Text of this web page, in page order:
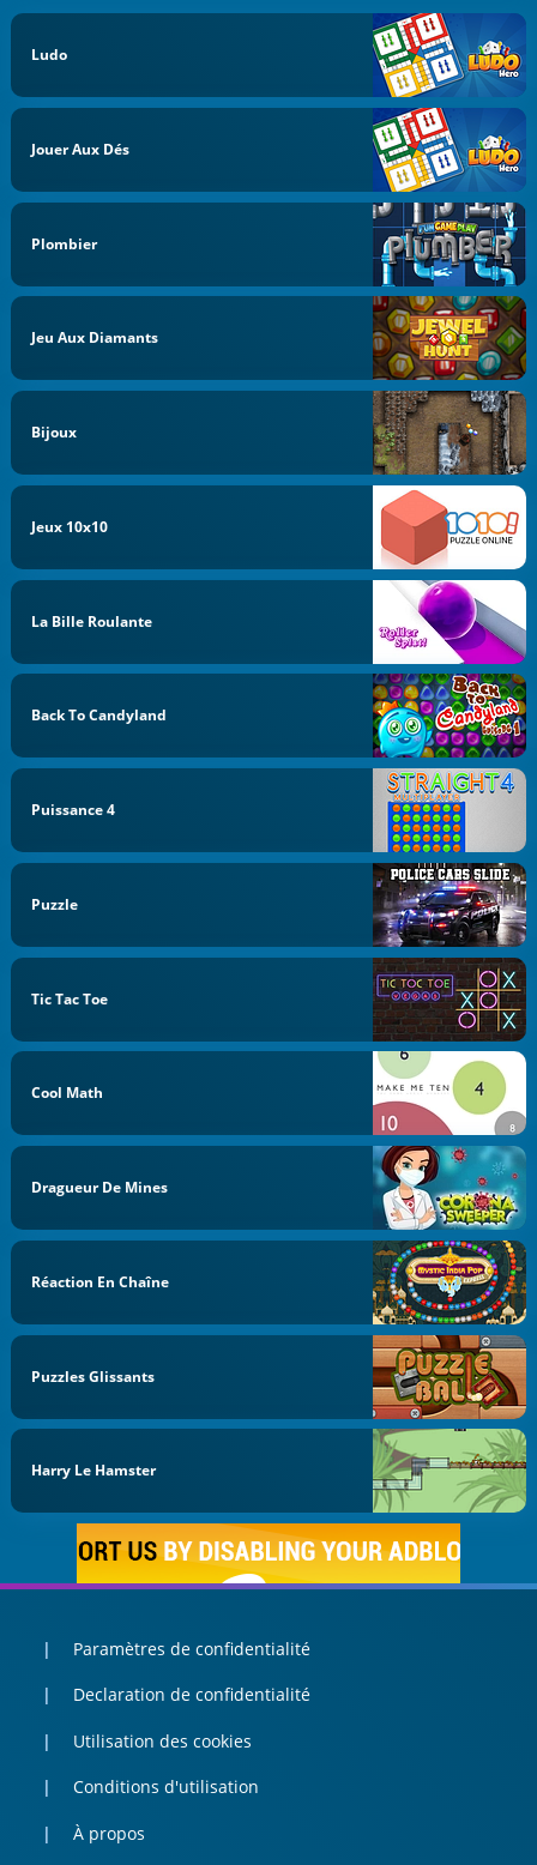
Ludo
Jouer Aux Dés
Plombier
Jeu Aux Diamants
Bijoux
Jeux 10x10
La Bille Roulante
Back To Candyland
Puissance 4
Puzzle
Tic Tac Toe
Cool Math
Dragueur De Mines
Réaction En Chaîne
Puzzles Glissants
Harry Le Hamster
Paramètres de confidentialité
Declaration de confidentialité
Utilisation des cookies
Conditions d'utilisation
À propos